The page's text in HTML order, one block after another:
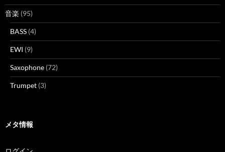
音楽 (95)
BASS (4)
EWI (9)
Saxophone (72)
Trumpet (3)
メタ情報